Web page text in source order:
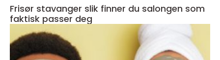
Frisør stavanger slik finner du salongen som
faktisk passer deg